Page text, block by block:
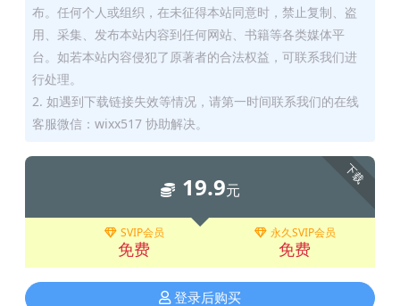
布。任何个人或组织，在未征得本站同意时，禁止复制、盗
用、采集、发布本站内容到任何网站、书籍等各类媒体平
台。如若本站内容侵犯了原著者的合法权益，可联系我们进
行处理。
2. 如遇到下载链接失效等情况，请第一时间联系我们的在线
客服微信：wixx517 协助解决。
下载
19.9元
SVIP会员
免费
永久SVIP会员
免费
登录后购买